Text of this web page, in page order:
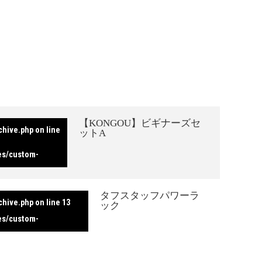
on line
custom-
【KONGOU】ビギナーズセ
ットA
on line 13
custom-
タフスタッフパワーラ
ック